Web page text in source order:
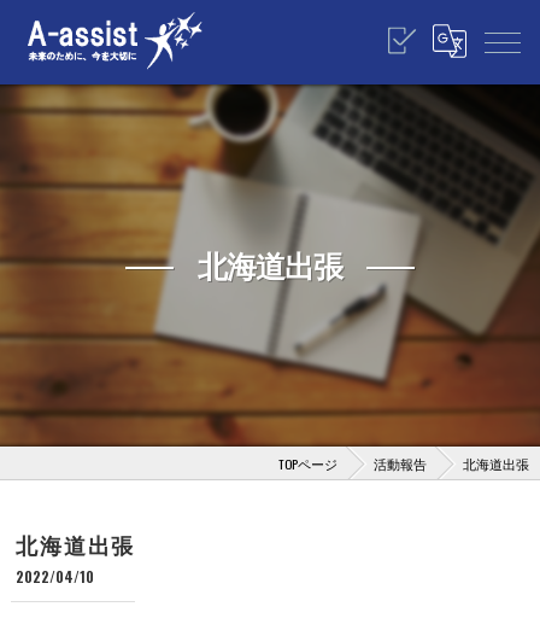
北海道出張
TOPページ 活動報告 北海道出張
北海道出張
2022/04/10